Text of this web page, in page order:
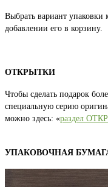
Выбрать вариант
добавлении его в корзину.
ОТКРЫТКИ
Чтобы сделать подарок
специальную серию
можно здесь: «раздел
УПАКОВОЧНАЯ